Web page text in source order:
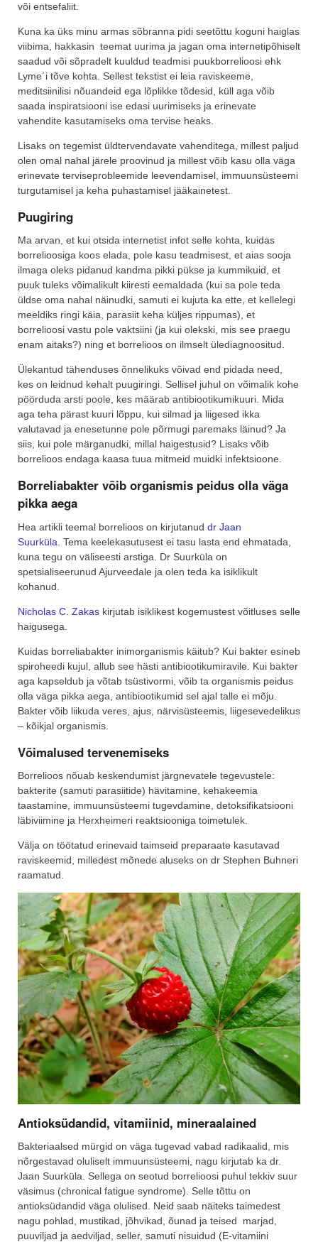
või entsefaliit.
Kuna ka üks minu armas sõbranna pidi seetõttu koguni haiglas
viibima, hakkasin teemat uurima ja jagan oma internetipõhiselt
saadud või sõpradelt kuuldud teadmisi puukborrelioosi ehk
Lyme´i tõve kohta. Sellest tekstist ei leia raviskeeme,
meditsiinilisi nõuandeid ega lõplikke tõdesid, küll aga võib
saada inspiratsiooni ise edasi uurimiseks ja erinevate
vahendite kasutamiseks oma tervise heaks.
Lisaks on tegemist üldtervendavate vahenditega, millest paljud
olen omal nahal järele proovinud ja millest võib kasu olla väga
erinevate terviseprobleemide leevendamisel, immuunsüsteemi
turgutamisel ja keha puhastamisel jääkainetest.
Puugiring
Ma arvan, et kui otsida internetist infot selle kohta, kuidas
borrelioosiga koos elada, pole kasu teadmisest, et aias sooja
ilmaga oleks pidanud kandma pikki pükse ja kummikuid, et
puuk tuleks võimalikult kiiresti eemaldada (kui sa pole teda
üldse oma nahal näinudki, samuti ei kujuta ka ette, et kellelegi
meeldiks ringi käia, parasiit keha küljes rippumas), et
borrelioosi vastu pole vaktsiini (ja kui olekski, mis see praegu
enam aitaks?) ning et borrelioos on ilmselt ülediagnoositud.
Ülekantud tähenduses õnnelikuks võivad end pidada need,
kes on leidnud kehalt puugiringi. Sellisel juhul on võimalik kohe
pöörduda arsti poole, kes määrab antibiootikumikuuri. Mida
aga teha pärast kuuri lõppu, kui silmad ja liigesed ikka
valutavad ja enesetunne pole põrmugi paremaks läinud? Ja
siis, kui pole märganudki, millal haigestusid? Lisaks võib
borrelioos endaga kaasa tuua mitmeid muidki infektsioone.
Borreliabakter võib organismis peidus olla väga
pikka aega
Hea artikli teemal borrelioos on kirjutanud dr Jaan
Suurküla . Tema keelekasutusest ei tasu lasta end ehmatada,
kuna tegu on väliseesti arstiga. Dr Suurküla on
spetsialiseerunud Ajurveedale ja olen teda ka isiklikult
kohanud.
Nicholas C. Zakas kirjutab isiklikest kogemustest võitluses selle
haigusega.
Kuidas borreliabakter inimorganismis käitub? Kui bakter esineb
spiroheedi kujul, allub see hästi antibiootikumiravile. Kui bakter
aga kapseldub ja võtab tsüstivormi, võib ta organismis peidus
olla väga pikka aega, antibiootikumid sel ajal talle ei mõju.
Bakter võib liikuda veres, ajus, närvisüsteemis, liigesevedelikus
– kõikjal organismis.
Võimalused tervenemiseks
Borrelioos nõuab keskendumist järgnevatele tegevustele:
bakterite (samuti parasiitide) hävitamine, kehakeemia
taastamine, immuunsüsteemi tugevdamine, detoksifikatsiooni
läbiviimine ja Herxheimeri reaktsiooniga toimetulek.
Välja on töötatud erinevaid taimseid preparaate kasutavad
raviskeemid, milledest mõnede aluseks on dr Stephen Buhneri
raamatud.
Antioksüdandid, vitamiinid, mineraalained
Bakteriaalsed mürgid on väga tugevad vabad radikaalid, mis
nõrgestavad oluliselt immuunsüsteemi, nagu kirjutab ka dr.
Jaan Suurküla. Sellega on seotud borrelioosi puhul tekkiv suur
väsimus (chronical fatigue syndrome). Selle tõttu on
antioksüdandid väga olulised. Neid saab näiteks taimedest
nagu pohlad, mustikad, jõhvikad, õunad ja teised marjad,
puuviljad ja aedviljad, seller, samuti nisuidud (E-vitamiini